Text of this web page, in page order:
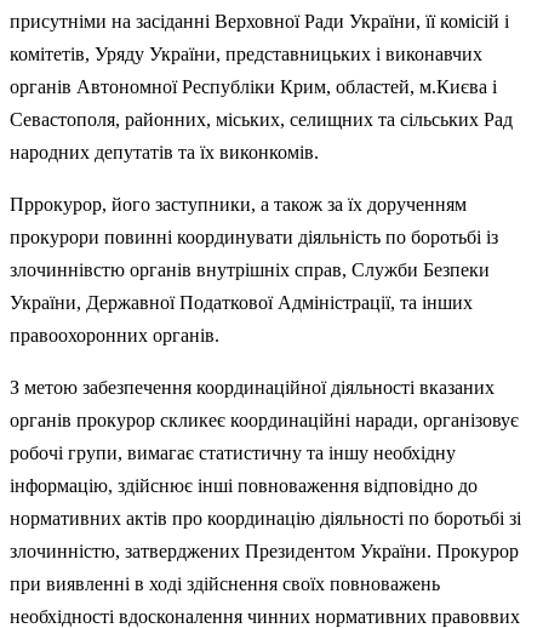
присутніми на засіданні Верховної Ради України, її комісій і
комітетів, Уряду України, представницьких і виконавчих
органів Автономної Республіки Крим, областей, м.Києва і
Севастополя, районних, міських, селищних та сільських Рад
народних депутатів та їх виконкомів.
Пррокурор, його заступники, а також за їх дорученням
прокурори повинні координувати діяльність по боротьбі із
злочиннівстю органів внутрішніх справ, Служби Безпеки
України, Державної Податкової Адміністрації, та інших
правоохоронних органів.
З метою забезпечення координаційної діяльності вказаних
органів прокурор скликеє координаційні наради, організовує
робочі групи, вимагає статистичну та іншу необхідну
інформацію, здійснює інші повноваження відповідно до
нормативних актів про координацію діяльності по боротьбі зі
злочинністю, затверджених Президентом України. Прокурор
при виявленні в ході здійснення своїх повноважень
необхідності вдосконалення чинних нормативних правоввих